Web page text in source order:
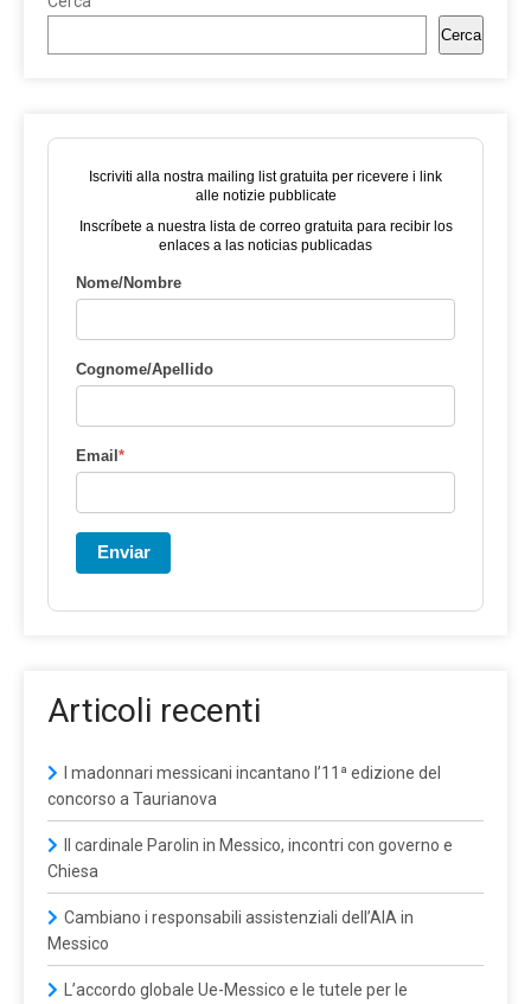
Cerca
Iscriviti alla nostra mailing list gratuita per ricevere i link
alle notizie pubblicate
Inscríbete a nuestra lista de correo gratuita para recibir los
enlaces a las noticias publicadas
Nome/Nombre
Cognome/Apellido
Email*
Enviar
Articoli recenti
I madonnari messicani incantano l’11ª edizione del
concorso a Taurianova
Il cardinale Parolin in Messico, incontri con governo e
Chiesa
Cambiano i responsabili assistenziali dell’AIA in
Messico
L’accordo globale Ue-Messico e le tutele per le